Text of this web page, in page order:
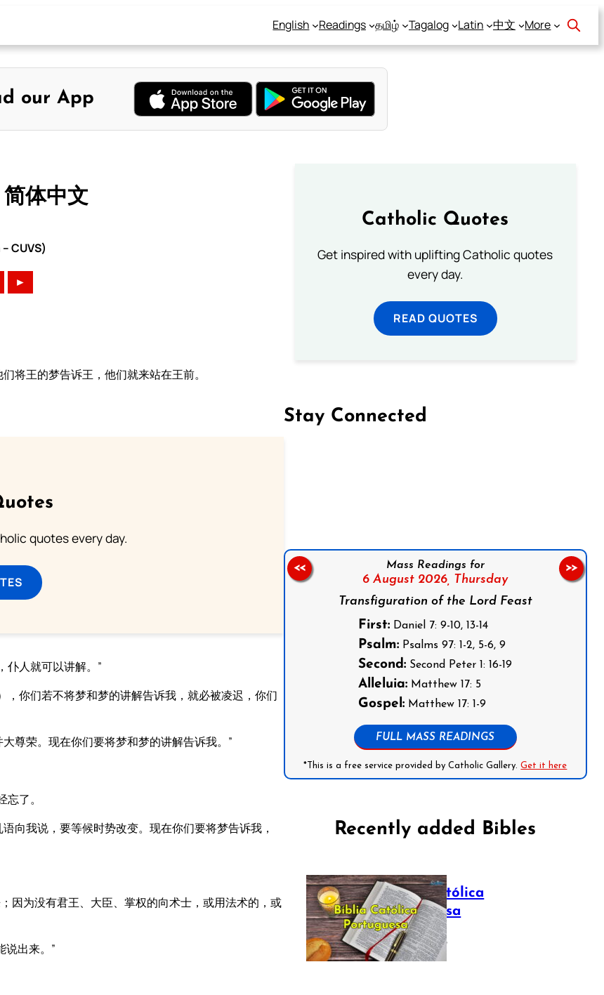
English Readings தமிழ் Tagalog Latin 中文 More
our App
体中文
CUVS)
►
将王的梦告诉王，他们就来站在王前。
quotes every day.
仆人就可以讲解。”
你们若不将梦和梦的讲解告诉我，就必被凌迟，你们
尊荣。现在你们要将梦和梦的讲解告诉我。”
了。
向我说，要等候时势改变。现在你们要将梦告诉我，
因为没有君王、大臣、掌权的向术士，或用法术的，或
说出来。”
Catholic Quotes
Get inspired with uplifting Catholic quotes
every day.
READ QUOTES
Stay Connected
Mass Readings for
6 August 2026, Thursday
Transfiguration of the Lord Feast
First: Daniel 7: 9-10, 13-14
Psalm: Psalms 97: 1-2, 5-6, 9
Second: Second Peter 1: 16-19
Alleluia: Matthew 17: 5
Gospel: Matthew 17: 1-9
FULL MASS READINGS
*This is a free service provided by Catholic Gallery.Get it here
<< >>
Recently added Bibles
Bíblia Católica
Portuguesa
July 16, 2025